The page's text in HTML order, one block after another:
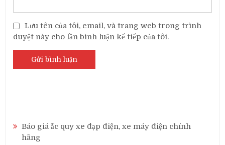
Lưu tên của tôi, email, và trang web trong trình
duyệt này cho lần bình luận kế tiếp của tôi.
Báo giá ắc quy xe đạp điện, xe máy điện chính
hãng